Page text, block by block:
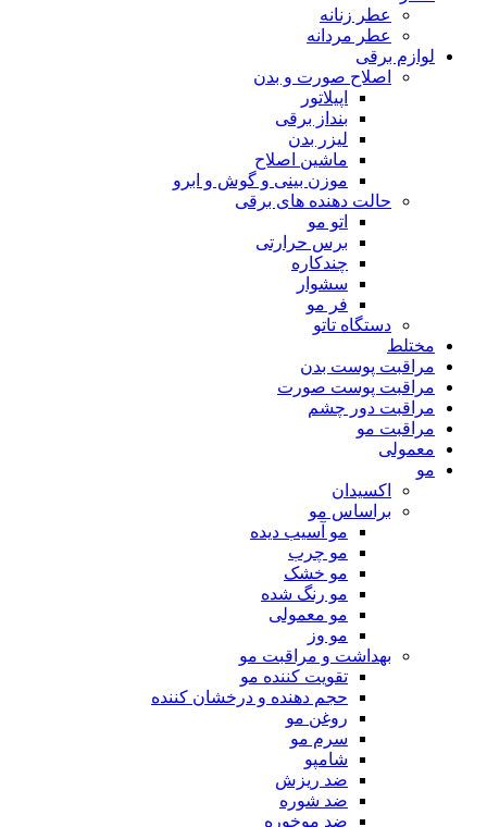
عطر زنانه
عطر مردانه
لوازم برقی
اصلاح صورت و بدن
اپیلاتور
بنداز برقی
لیزر بدن
ماشین اصلاح
موزن بینی و گوش و ابرو
حالت دهنده های برقی
اتو مو
برس حرارتی
چندکاره
سشوار
فر مو
دستگاه تاتو
مختلط
مراقبت پوست بدن
مراقبت پوست صورت
مراقبت دور چشم
مراقبت مو
معمولی
مو
اکسیدان
براساس مو
مو آسیب دیده
مو چرب
مو خشک
مو رنگ شده
مو معمولی
مو وز
بهداشت و مراقبت مو
تقویت کننده مو
حجم دهنده و درخشان کننده
روغن مو
سرم مو
شامپو
ضد ریزش
ضد شوره
ضد موخوره